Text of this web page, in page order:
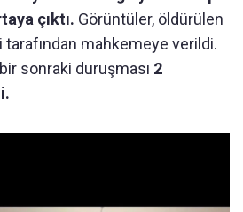
çıktı. Görüntüler, öldürülen
tarafından mahkemeye verildi.
sonraki duruşması 2